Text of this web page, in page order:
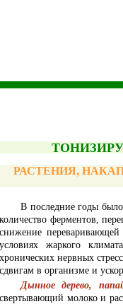
РАСТЕНИЯ,
В последние годы
количество ферментов,
снижение
условиях жаркого
хронических нервных
сдвигам в организме и
Дынное дерево,
свертывающий молоко и